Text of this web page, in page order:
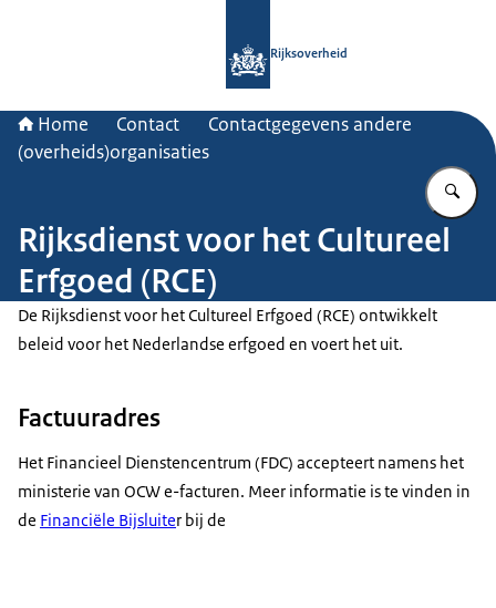
Rijksoverheid
Home Contact
Contactgegevens andere
(overheids)organisaties
Rijksdienst voor het Cultureel
Erfgoed (RCE)
De Rijksdienst voor het Cultureel Erfgoed (RCE) ontwikkelt
beleid voor het Nederlandse erfgoed en voert het uit.
Factuuradres
Het Financieel Dienstencentrum (FDC) accepteert namens het
ministerie van OCW e-facturen. Meer informatie is te vinden in
de Financiële Bijsluiter bij de